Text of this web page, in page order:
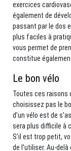
exercices
également de
passant par le dos
plus faciles à
vous permet de
constitue
Le bon vélo
Toutes ces raisons
choisissez pas le
d’un vélo est de
sera plus difficile à
S’il est trop petit,
de l’utiliser. Au-